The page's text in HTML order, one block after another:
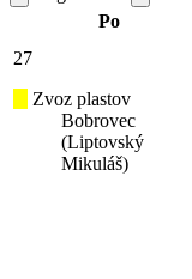
Po
27
Zvoz plastov
Bobrovec
(Liptovský
Mikuláš)